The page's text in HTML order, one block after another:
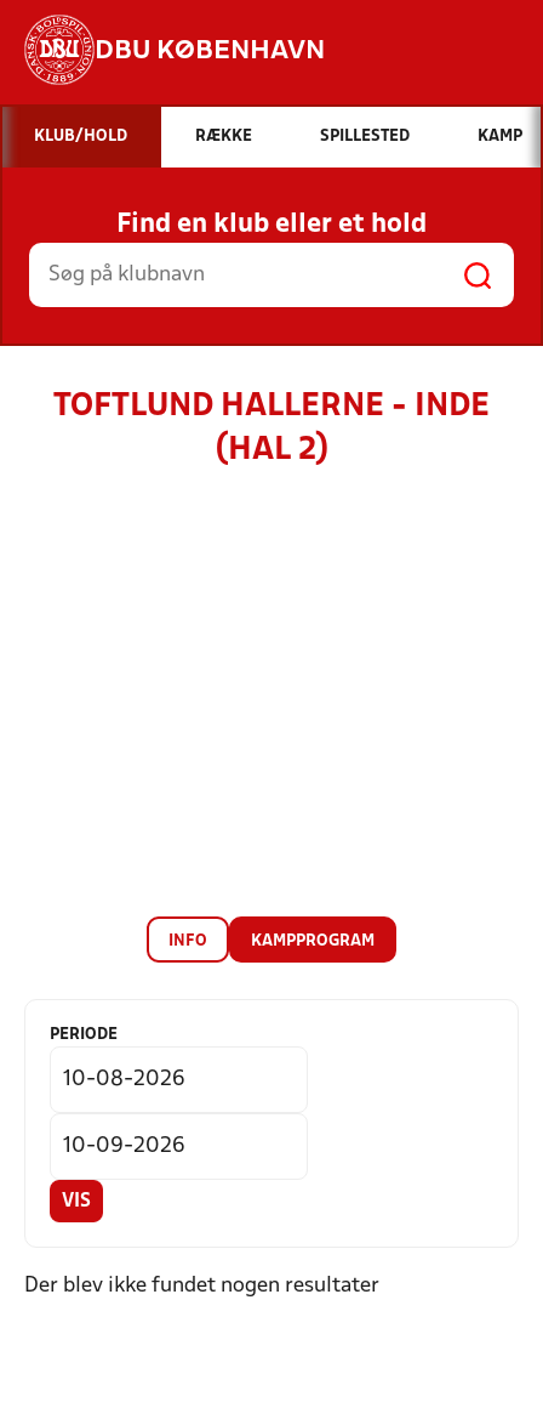
DBU KØBENHAVN
Hvad vil du søge efter?
INDHOLD OG NYHEDER
STILLINGER, RESULTATER, KLUBBER OG
HOLD
KLUB/HOLD RÆKKE SPILLESTED KAMP
Find en klub eller et hold
TOFTLUND HALLERNE - INDE
(HAL 2)
INFO KAMPPROGRAM
PERIODE
VIS
Der blev ikke fundet nogen resultater